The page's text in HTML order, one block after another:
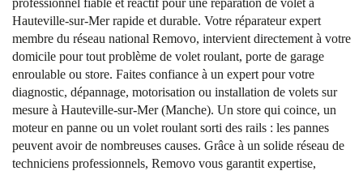
professionnel fiable et réactif pour une réparation de volet à
Hauteville-sur-Mer rapide et durable. Votre réparateur expert
membre du réseau national Removo, intervient directement à votre
domicile pour tout problème de volet roulant, porte de garage
enroulable ou store. Faites confiance à un expert pour votre
diagnostic, dépannage, motorisation ou installation de volets sur
mesure à Hauteville-sur-Mer (Manche). Un store qui coince, un
moteur en panne ou un volet roulant sorti des rails : les pannes
peuvent avoir de nombreuses causes. Grâce à un solide réseau de
techniciens professionnels, Removo vous garantit expertise,